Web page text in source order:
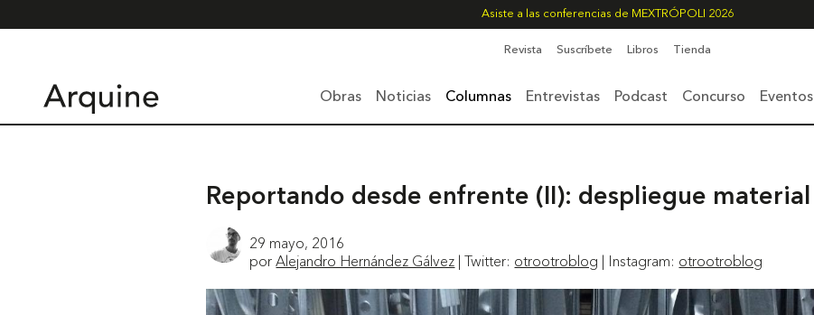
Asiste a las conferencias de MEXTRÓPOLI 2026
Revista Suscríbete Libros Tienda
Obras Noticias Columnas Entrevistas Podcast Concurso Eventos
Reportando desde enfrente (II): despliegue material
29 mayo, 2016
porAlejandro Hernández Gálvez | Twitter: otrootroblog | Instagram: otrootroblog